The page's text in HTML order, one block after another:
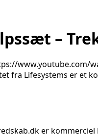
–
www.youtube.com/
fra Lifesystems er et
er